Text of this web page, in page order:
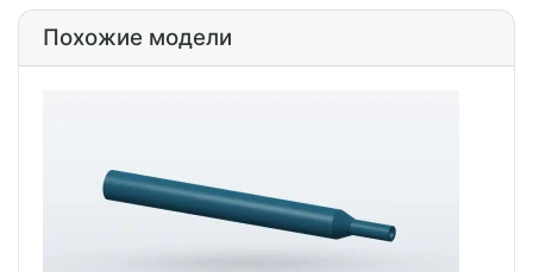
Похожие модели